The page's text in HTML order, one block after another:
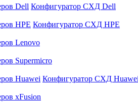
Dell Конфигуратор СХД Dell
HPE Конфигуратор СХД HPE
Lenovo
Supermicro
Huawei Конфигуратор СХД
xFusion